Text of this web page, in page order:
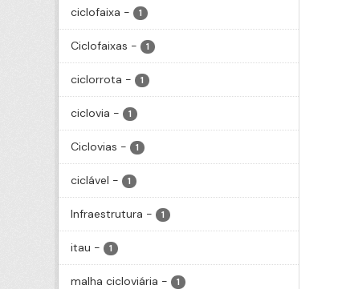
ciclofaixa - 1
Ciclofaixas - 1
ciclorrota - 1
ciclovia - 1
Ciclovias - 1
ciclável - 1
Infraestrutura - 1
itau - 1
malha cicloviária - 1